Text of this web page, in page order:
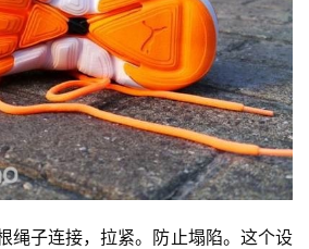
绳子连接，拉紧。防止塌陷。这个设